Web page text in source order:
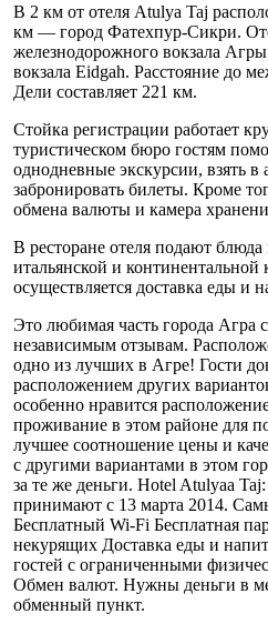
В 2 км от отеля Atulya Taj
км — город Фатехпур-Сикри.
железнодорожного вокзала
вокзала Eidgah. Расстояние до
Дели составляет 221 км.
Стойка регистрации работает
туристическом бюро гостям
однодневные экскурсии, взять в
забронировать билеты. Кроме
обмена валюты и камера
В ресторане отеля подают
итальянской и
осуществляется доставка еды и
Это любимая часть города Агра
независимым отзывам.
одно из лучших в Агре! Гости
расположением других
особенно нравится
проживание в этом районе для
лучшее соотношение цены и
с другими вариантами в этом
за те же деньги. Hotel Atulyaa
принимают с 13 марта 2014.
Бесплатный Wi-Fi Бесплатная
некурящих Доставка еды и
гостей с ограниченными
Обмен валют. Нужны деньги в
обменный пункт.